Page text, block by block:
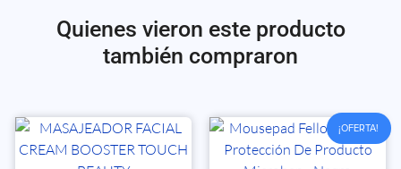
Quienes vieron este producto
también compraron
¡OFERTA!